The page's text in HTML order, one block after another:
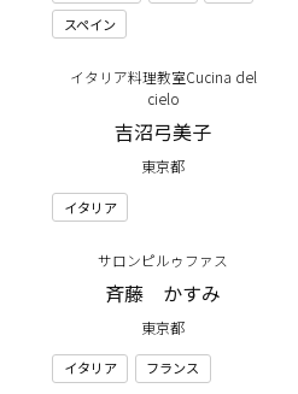
スペイン
イタリア料理教室Cucina del
cielo
吉沼弓美子
東京都
イタリア
サロンピルゥファス
斉藤 かすみ
東京都
イタリア フランス